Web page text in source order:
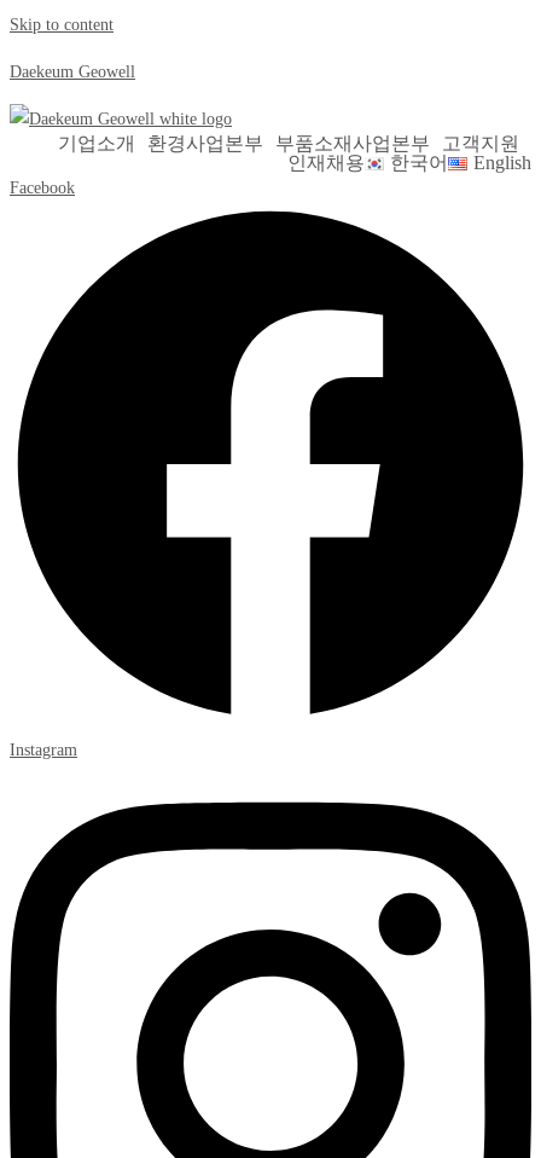
Skip to content
Daekeum Geowell
기업소개 환경사업본부 부품소재사업본부
고객지원
인재채용
한국어 English
Facebook
Instagram